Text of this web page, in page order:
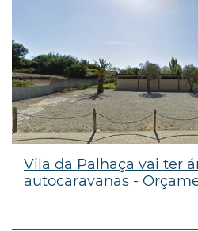
Vila da Palhaça vai ter
autocaravanas -